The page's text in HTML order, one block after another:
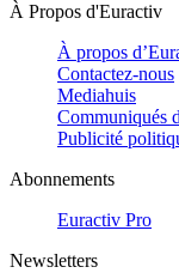
À Propos d'Euractiv
À propos
Contactez-nous
Mediahuis
Communiqués
Publicité
Abonnements
Euractiv Pro
Newsletters